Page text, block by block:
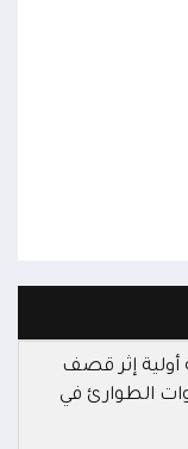
أولية إثر قصف
الطوارئ في